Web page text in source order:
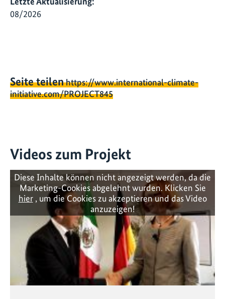
08/2026
Seite teilenhttps://www.international-climate-
initiative.com/PROJECT845
Videos zum Projekt
Diese Inhalte können nicht angezeigt werden, da die
Marketing-Cookies abgelehnt wurden. Klicken Sie
hier, um die Cookies zu akzeptieren und das Video
anzuzeigen!